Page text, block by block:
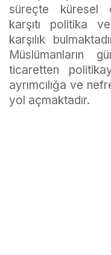
süreçte küresel
karşıtı politika
karşılık
Müslümanların
ticaretten
ayrımcılığa ve
yol açmaktadır.